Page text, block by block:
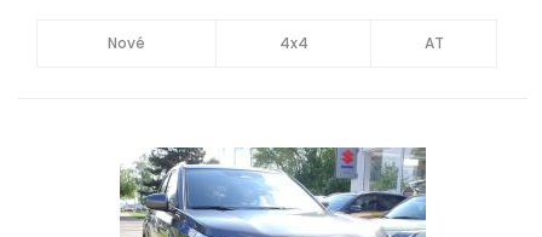
Nové 4x4 AT